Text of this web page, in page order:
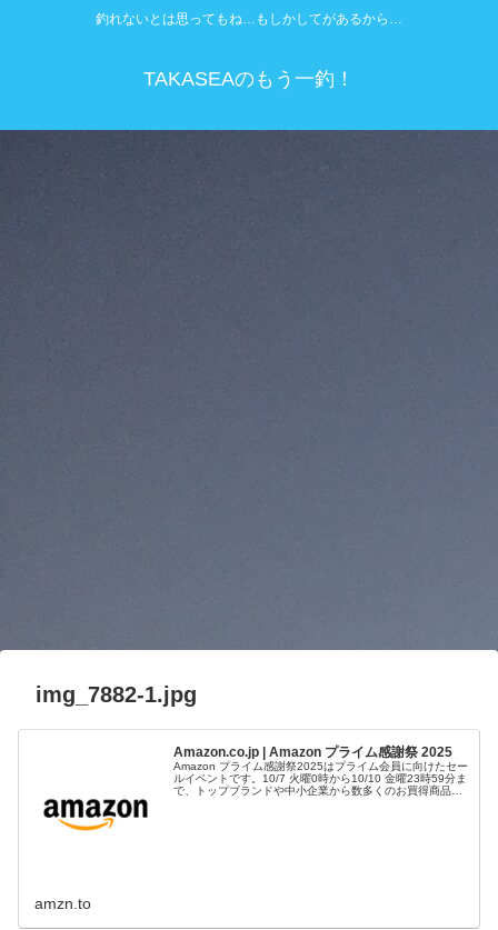
釣れないとは思ってもね…もしかしてがあるから…
TAKASEAのもう一釣！
img_7882-1.jpg
Amazon.co.jp | Amazon プライム感謝祭 2025
Amazon プライム感謝祭2025はプライム会員に向けたセー
ルイベントです。10/7 火曜0時から10/10 金曜23時59分ま
で、トップブランドや中小企業から数多くのお買得商品が
amzn.to